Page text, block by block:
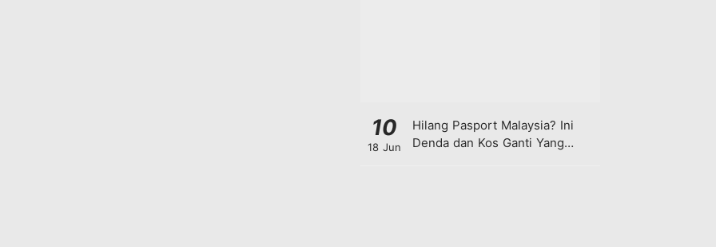
10
18 Jun
Hilang Pasport Malaysia? Ini
Denda dan Kos Ganti Yang